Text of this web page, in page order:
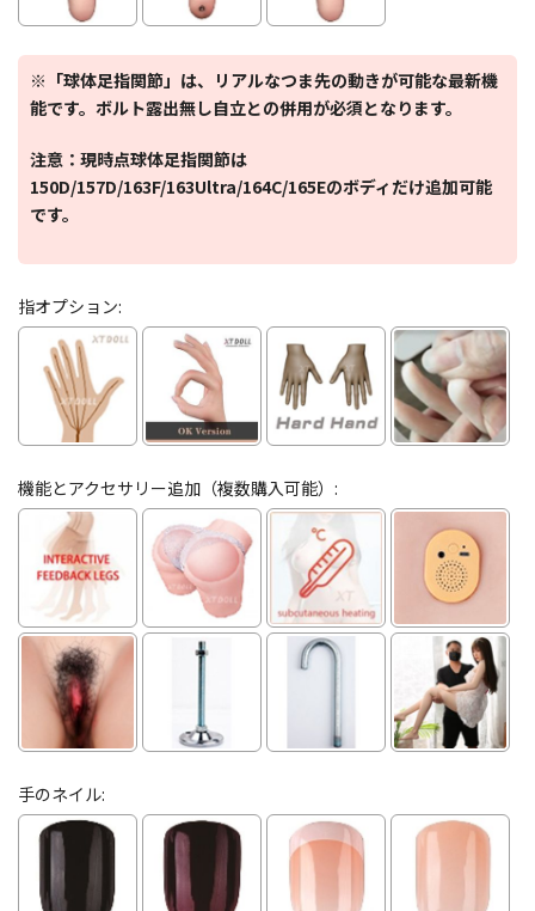
※「球体足指関節」は、リアルなつま先の動きが可能な最新機
能です。ボルト露出無し自立との併用が必須となります。
注意：現時点球体足指関節は
150D/157D/163F/163Ultra/164C/165Eのボディだけ追加可能
です。
指オプション:
機能とアクセサリー追加（複数購入可能）:
手のネイル: